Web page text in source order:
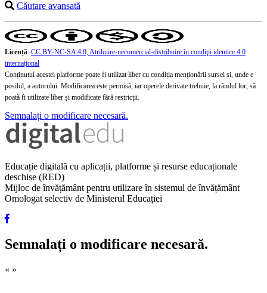
Căutare avansată
Licență: CC BY-NC-SA 4.0, Atribuire-necomercial-distribuire în condiţii identice 4.0
internațional
Conținutul acestei platforme poate fi utilizat liber cu condiția menționării sursei și, unde e
posibil, a autorului. Modificarea este permisă, iar operele derivate trebuie, la rândul lor, să
poată fi utilizate liber și modificate fără restricții.
Semnalați o modificare necesară.
Educație digitală cu aplicații, platforme și resurse educaționale
deschise (RED)
Mijloc de învățământ pentru utilizare în sistemul de învățământ
Omologat selectiv de Ministerul Educației
Semnalați o modificare necesară.
« »